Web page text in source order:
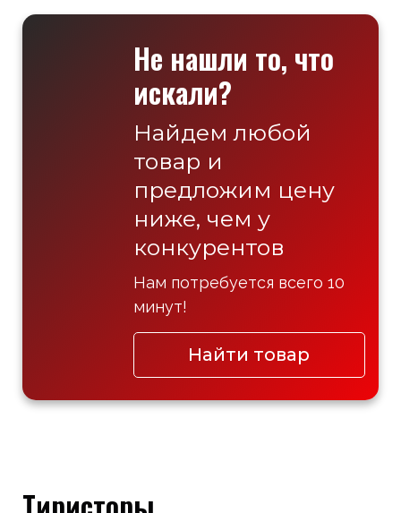
Не нашли то, что
искали?
Найдем любой
товар и
предложим цену
ниже, чем у
конкурентов
Нам потребуется всего 10
минут!
Найти товар